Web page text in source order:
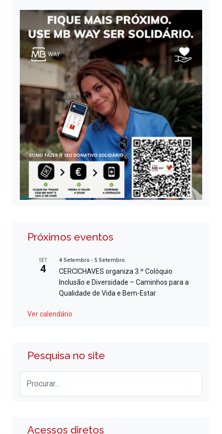
Próximos eventos
SET
4
4 Setembro - 5 Setembro
CERCICHAVES organiza 3.º Colóquio
Inclusão e Diversidade – Caminhos para a
Qualidade de Vida e Bem-Estar
Ver calendário
Pesquisa no site
Acessos diretos